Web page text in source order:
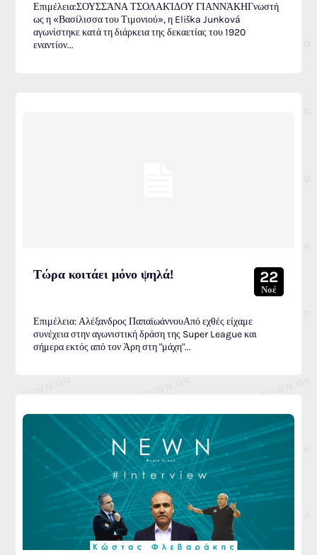
Επιμέλεια:ΣΟΥΣΣΆΝΑ ΤΣΟΛΑΚΊΔΟΥ ΓΙΑΝΝΆΚΗΓνωστή
ως η «Βασίλισσα του Τιμονιού», η Eliška Junková
αγωνίστηκε κατά τη διάρκεια της δεκαετίας του 1920
εναντίον...
Τώρα κοιτάει μόνο ψηλά! 22
Νοέ
Επιμέλεια: Αλέξανδρος ΠαπαϊωάννουΑπό εχθές είχαμε
συνέχεια στην αγωνιστική δράση της Super League και
σήμερα εκτός από τον Άρη στη "μάχη"...